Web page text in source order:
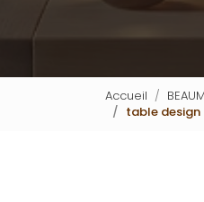
Accueil
table design